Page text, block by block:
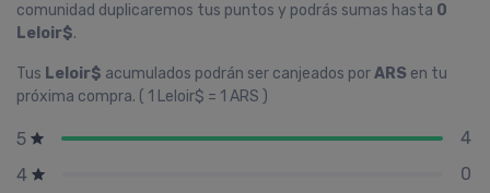
comunidad duplicaremos tus puntos y podrás sumas hasta 0
Leloir$.
Tus Leloir$ acumulados podrán ser canjeados porARS en tu
próxima compra. ( 1 Leloir$ = 1 ARS )
5
4
4
0